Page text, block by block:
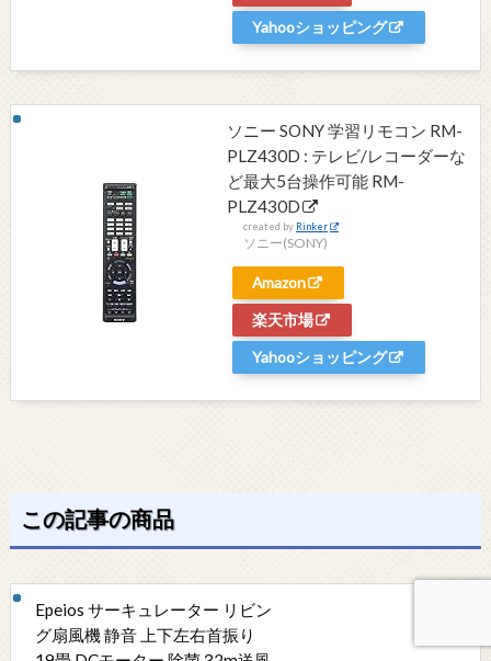
Yahooショッピング
ソニー SONY 学習リモコン RM-
PLZ430D : テレビ/レコーダーな
ど最大5台操作可能 RM-
PLZ430D
created by Rinker
ソニー(SONY)
Amazon
楽天市場
Yahooショッピング
この記事の商品
Epeios サーキュレーター リビン
グ扇風機 静音 上下左右首振り